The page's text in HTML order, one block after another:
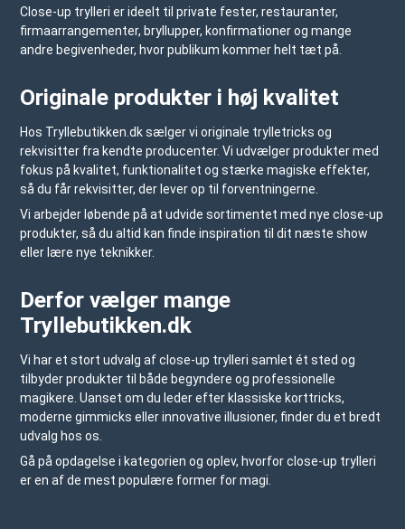
Close-up trylleri er ideelt til private fester, restauranter,
firmaarrangementer, bryllupper, konfirmationer og mange
andre begivenheder, hvor publikum kommer helt tæt på.
Originale produkter i høj kvalitet
Hos Tryllebutikken.dksælger vi originale trylletricks og
rekvisitter fra kendte producenter. Vi udvælger produkter med
fokus på kvalitet, funktionalitet og stærke magiske effekter,
så du får rekvisitter, der lever op til forventningerne.
Vi arbejder løbende på at udvide sortimentet med nye close-up
produkter, så du altid kan finde inspiration til dit næste show
eller lære nye teknikker.
Derfor vælger mange
Tryllebutikken.dk
Vi har et stort udvalg af close-up trylleri samlet ét sted og
tilbyder produkter til både begyndere og professionelle
magikere. Uanset om du leder efter klassiske korttricks,
moderne gimmicks eller innovative illusioner, finder du et bredt
udvalg hos os.
Gå på opdagelse i kategorien og oplev, hvorfor close-up trylleri
er en af de mest populære former for magi.